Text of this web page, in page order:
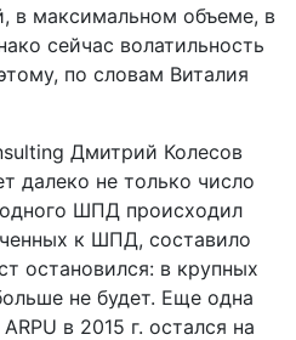
в максимальном объеме, в
сейчас волатильность
по словам Виталия
Дмитрий Колесов
далеко не только число
ШПД происходил
к ШПД, составило
остановился: в крупных
не будет. Еще одна
в 2015 г. остался на